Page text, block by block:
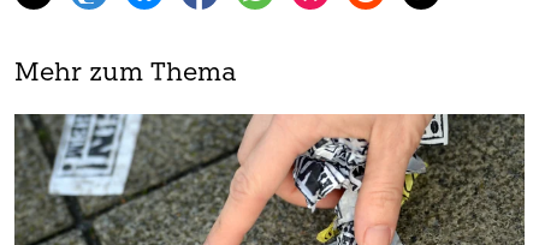
Mehr zum Thema